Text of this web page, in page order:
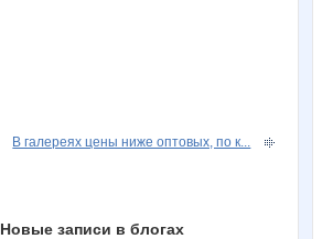
В галереях цены ниже оптовых, по к...
Новые записи в блогах